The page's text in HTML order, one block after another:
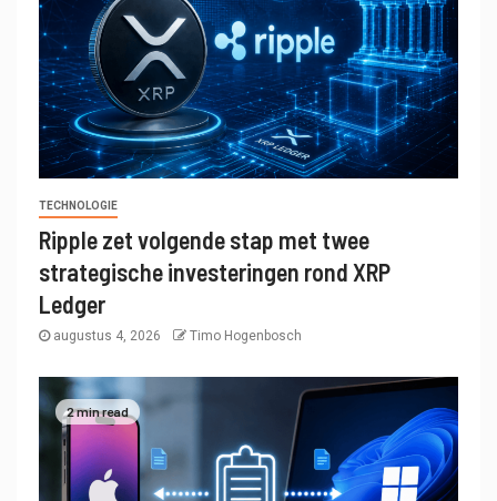
TECHNOLOGIE
Ripple zet volgende stap met twee
strategische investeringen rond XRP
Ledger
augustus 4, 2026 Timo Hogenbosch
2 min read